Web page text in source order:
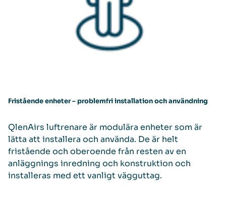
Fristående enheter – problemfri installation och användning
QlenAirs luftrenare är modulära enheter som är
lätta att installera och använda. De är helt
fristående och oberoende från resten av en
anläggnings inredning och konstruktion och
installeras med ett vanligt vägguttag.